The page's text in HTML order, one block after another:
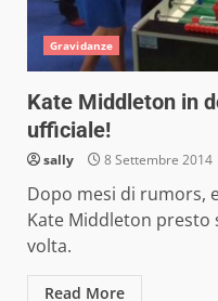
Gravidanze
Kate Middleton in
ufficiale!
sally 8 Settembre 2014
Dopo mesi di rumors,
Kate Middleton presto
volta.
Read More